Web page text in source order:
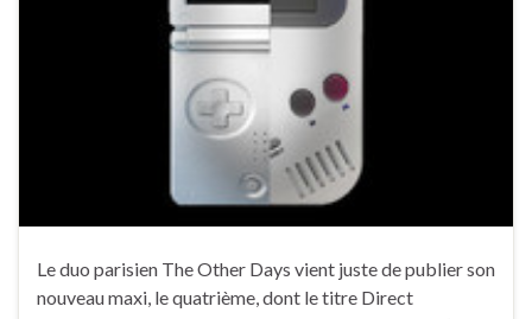
Le duo parisien The Other Days vient juste de publier son
nouveau maxi, le quatrième, dont le titre Direct